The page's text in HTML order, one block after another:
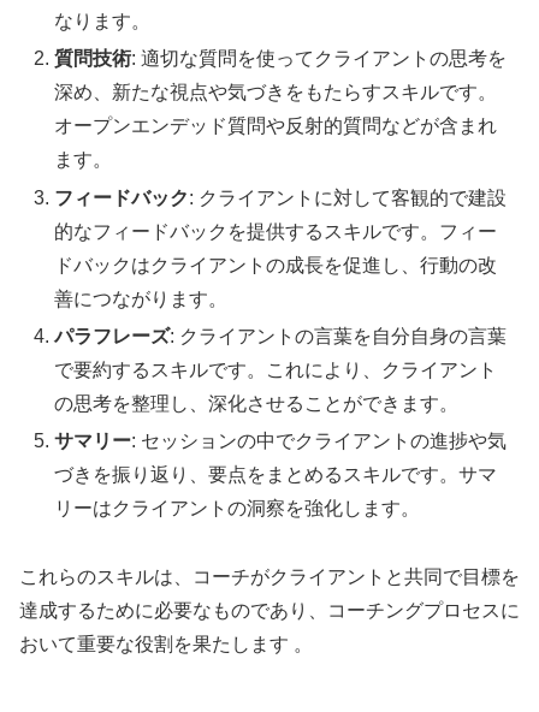
なります。
質問技術: 適切な質問を使ってクライアントの思考を
深め、新たな視点や気づきをもたらすスキルです。
オープンエンデッド質問や反射的質問などが含まれ
ます。
フィードバック: クライアントに対して客観的で建設
的なフィードバックを提供するスキルです。フィー
ドバックはクライアントの成長を促進し、行動の改
善につながります。
パラフレーズ: クライアントの言葉を自分自身の言葉
で要約するスキルです。これにより、クライアント
の思考を整理し、深化させることができます。
サマリー: セッションの中でクライアントの進捗や気
づきを振り返り、要点をまとめるスキルです。サマ
リーはクライアントの洞察を強化します。
これらのスキルは、コーチがクライアントと共同で目標を
達成するために必要なものであり、コーチングプロセスに
おいて重要な役割を果たします 。